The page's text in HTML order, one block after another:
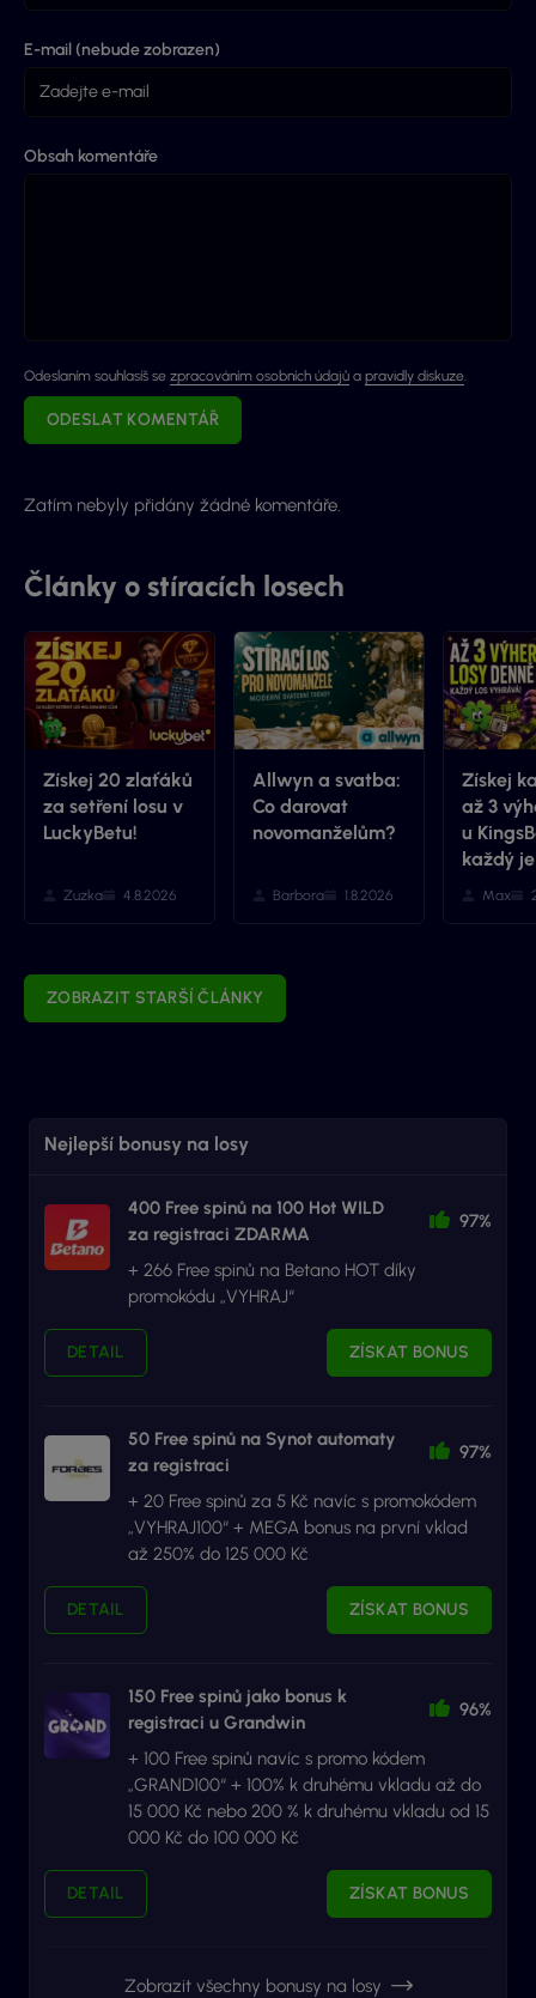
E-mail (nebude zobrazen)
Obsah komentáře
Odeslaním souhlasíš se zpracováním osobních údajů a pravidly diskuze.
ODESLAT KOMENTÁŘ
Zatím nebyly přidány žádné komentáře.
Články o stíracích losech
Získej 20 zlaťáků
za setření losu v
LuckyBetu!
Zuzka 4.8.2026
Allwyn a svatba:
Co darovat
novomanželům?
Barbora 1.8.2026
Získej
až 3
u
každý
Max
ZOBRAZIT STARŠÍ ČLÁNKY
Nejlepší bonusy na losy
400 Free spinů na 100 Hot WILD
za registraci ZDARMA
97%
+ 266 Free spinů na Betano HOT díky
promokódu „VYHRAJ“
DETAIL ZÍSKAT BONUS
50 Free spinů na Synot automaty
za registraci
97%
+ 20 Free spinů za 5 Kč navíc s promokódem
„VYHRAJ100“ + MEGA bonus na první vklad
až 250% do 125 000 Kč
DETAIL ZÍSKAT BONUS
150 Free spinů jako bonus k
registraci u Grandwin
96%
+ 100 Free spinů navíc s promo kódem
„GRAND100“ + 100% k druhému vkladu až do
15 000 Kč nebo 200 % k druhému vkladu od 15
000 Kč do 100 000 Kč
DETAIL ZÍSKAT BONUS
Zobrazit všechny bonusy na losy